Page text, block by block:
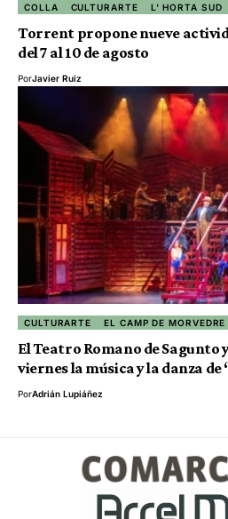
COLLA CULTURARTE L' HORTA SUD
Torrent propone nueve
del 7 al 10 de agosto
PorJavier Ruiz
CULTURARTE EL CAMP DE MORVEDRE
El Teatro Romano de Sagunto
viernes la música y la danza de
PorAdrián Lupiáñez